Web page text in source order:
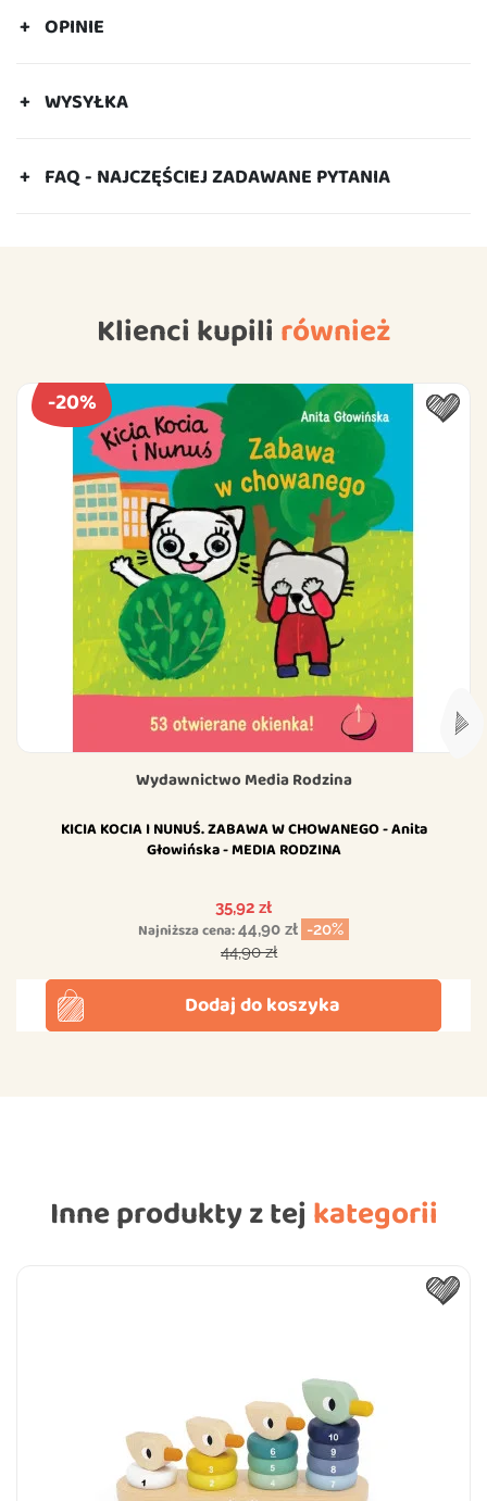
OPINIE
WYSYŁKA
FAQ - NAJCZĘŚCIEJ ZADAWANE PYTANIA
Klienci kupili również
Wydawnictwo Media Rodzina
KICIA KOCIA I NUNUŚ. ZABAWA W CHOWANEGO - Anita
Głowińska - MEDIA RODZINA
Cena
35,92 zł
Najniższa cena:44,90 zł -20%
Cena podstawowa
44,90 zł
-20%
Dodaj do koszyka
Inne produkty z tej kategorii